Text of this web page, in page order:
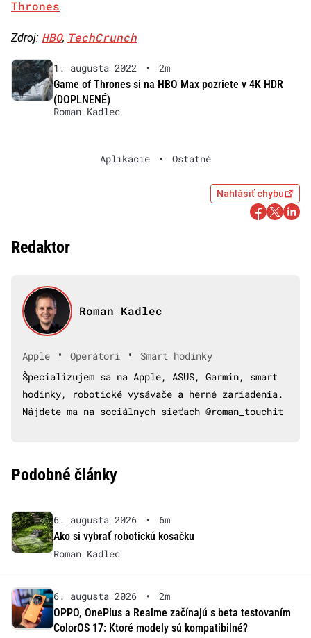
Thrones.
Zdroj: HBO, TechCrunch
1. augusta 2022 •
2m
Game of Thrones si na HBO Max pozriete v 4K HDR
(DOPLNENÉ)
Roman Kadlec
Aplikácie • Ostatné
Nahlásiť chybu
Redaktor
Roman Kadlec
Apple • Operátori •
Smart hodinky
Špecializujem sa na Apple, ASUS, Garmin, smart
hodinky, robotické vysávače a herné zariadenia.
Nájdete ma na sociálnych sieťach @roman_touchit
Podobné články
6. augusta 2026 •
6m
Ako si vybrať robotickú kosačku
Roman Kadlec
6. augusta 2026 •
2m
OPPO, OnePlus a Realme začínajú s beta testovaním
ColorOS 17: Ktoré modely sú kompatibilné?